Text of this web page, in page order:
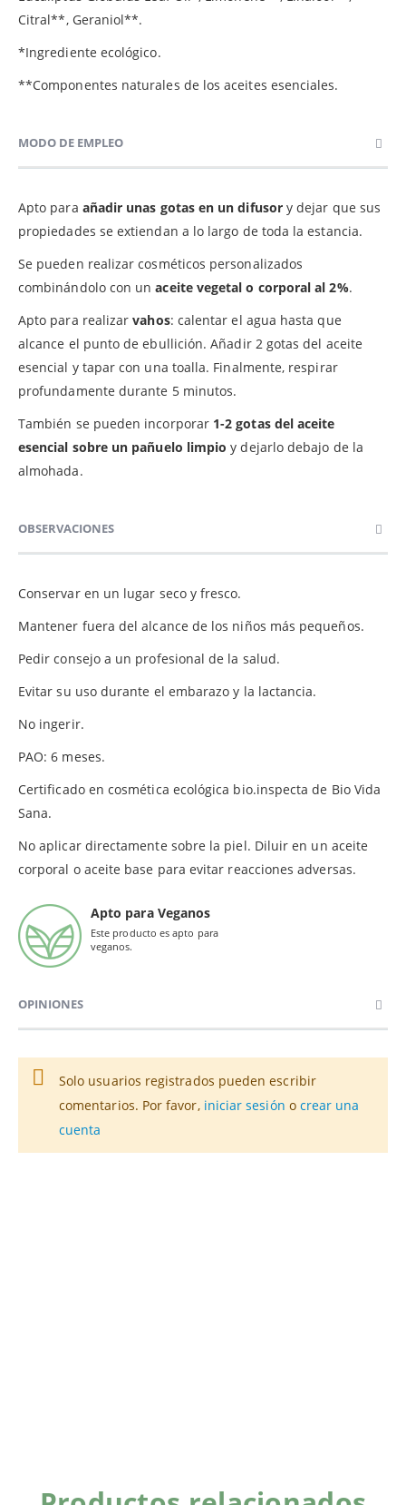
Citral**, Geraniol**.
*Ingrediente ecológico.
**Componentes naturales de los aceites esenciales.
MODO DE EMPLEO
Apto para añadir unas gotas en un difusory dejar que sus
propiedades se extiendan a lo largo de toda la estancia.
Se pueden realizar cosméticos personalizados
combinándolo con unaceite vegetal o corporal al 2%.
Apto para realizarvahos: calentar el agua hasta que
alcance el punto de ebullición. Añadir 2 gotas del aceite
esencial y tapar con una toalla. Finalmente, respirar
profundamente durante 5 minutos.
También se pueden incorporar 1-2 gotas del aceite
esencial sobre un pañuelo limpio y dejarlo debajo de la
almohada.
OBSERVACIONES
Conservar en un lugar seco y fresco.
Mantener fuera del alcance de los niños más pequeños.
Pedir consejo a un profesional de la salud.
Evitar su uso durante el embarazo y la lactancia.
No ingerir.
PAO: 6 meses.
Certificado en cosmética ecológica bio.inspecta de Bio Vida
Sana.
No aplicar directamente sobre la piel. Diluir en un aceite
corporal o aceite base para evitar reacciones adversas.
Apto para Veganos
Este producto es apto para
veganos.
OPINIONES
Solo usuarios registrados pueden escribir
comentarios. Por favor, iniciar sesión o crear una
cuenta